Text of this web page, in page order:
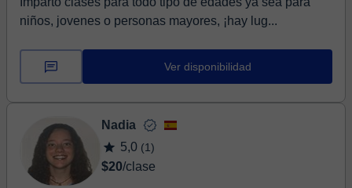
niños, jovenes o personas mayores, ¡hay lug...
Ver disponibilidad
Nadia
5,0 (1)
$20/clase